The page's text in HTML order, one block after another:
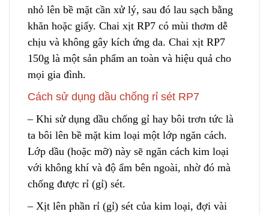
nhỏ lên bề mặt cần xử lý, sau đó lau sạch bằng
khăn hoặc giấy. Chai xịt RP7 có mùi thơm dễ
chịu và không gây kích ứng da. Chai xịt RP7
150g là một sản phẩm an toàn và hiệu quả cho
mọi gia đình.
Cách sử dụng dầu chống rỉ sét RP7
– Khi sử dụng dầu chống gỉ hay bôi trơn tức là
ta bôi lên bề mặt kim loại một lớp ngăn cách.
Lớp dầu (hoặc mỡ) này sẽ ngăn cách kim loại
với không khí và độ ẩm bên ngoài, nhờ đó mà
chống được rỉ (gỉ) sét.
– Xịt lên phần rỉ (gỉ) sét của kim loại, đợi vài